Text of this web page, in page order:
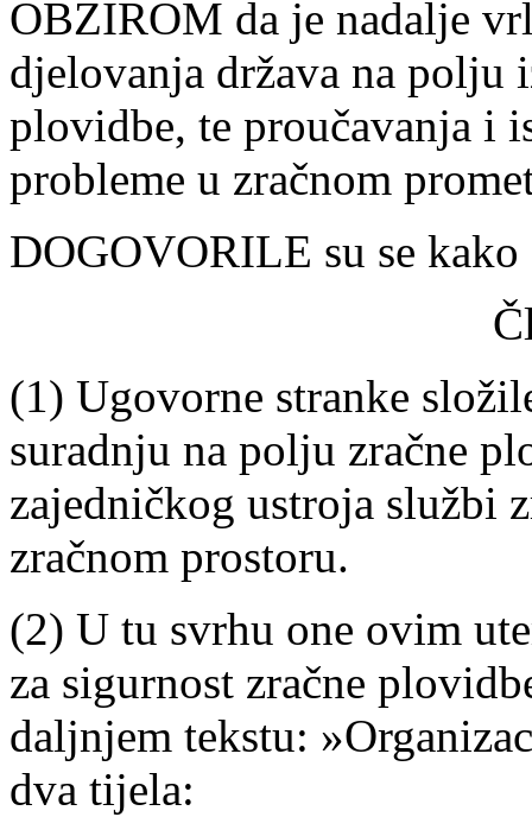
OBZIROM da je nadalje
djelovanja država na polju
plovidbe, te proučavanja i
probleme u zračnom
DOGOVORILE su se
(1) Ugovorne stranke
suradnju na polju zračne
zajedničkog ustroja službi
zračnom prostoru.
(2) U tu svrhu one ovim
za sigurnost zračne
daljnjem tekstu:
dva tijela: